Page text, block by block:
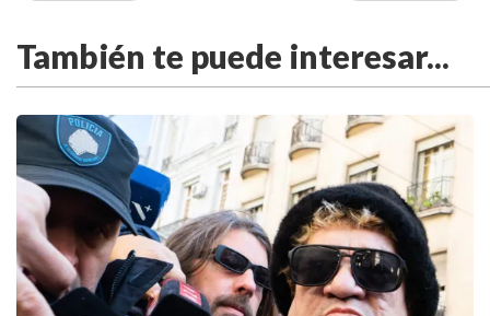
También te puede interesar...